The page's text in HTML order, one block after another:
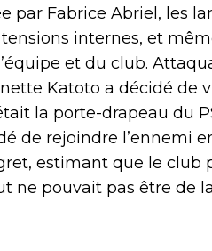
par Fabrice Abriel, les
internes, et
et du club.
Katoto a décidé de
la porte-drapeau du
de rejoindre l’ennemi
estimant que le
ne pouvait pas être de